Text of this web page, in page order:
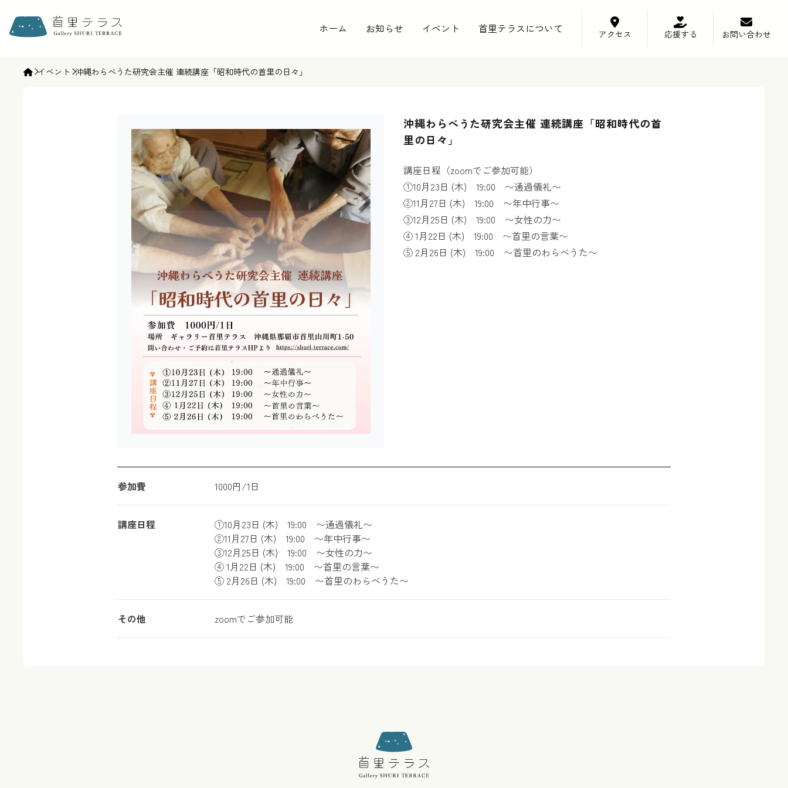
ギャラリー首里テラス | gallery SHURI TERRACE ホーム お知らせ イベント 首里テラスについて アクセス 応援する お問い合わせ
イベント 沖縄わらべうた研究会主催 連続講座「昭和時代の首里の日々」
沖縄わらべうた研究会主催 連続講座「昭和時代の首
里の日々」
講座日程（zoomでご参加可能）
①10月23日 (木) 19:00 〜通過儀礼〜
②11月27日 (木) 19:00 〜年中行事〜
③12月25日 (木) 19:00 〜女性の力〜
④ 1月22日 (木) 19:00 〜首里の言葉〜
⑤ 2月26日 (木) 19:00 〜首里のわらべうた〜
参加費 1000円/1日
講座日程
①10月23日 (木) 19:00 〜通過儀礼〜
②11月27日 (木) 19:00 〜年中行事〜
③12月25日 (木) 19:00 〜女性の力〜
④ 1月22日 (木) 19:00 〜首里の言葉〜
⑤ 2月26日 (木) 19:00 〜首里のわらべうた〜
その他 zoomでご参加可能